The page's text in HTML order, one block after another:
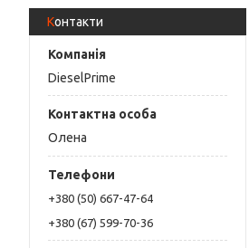
Контакти
DieselPrime
Олена
+380 (50) 667-47-64
+380 (67) 599-70-36